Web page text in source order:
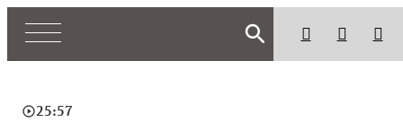
search
play_circle_outline25:57